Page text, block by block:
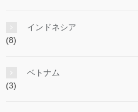
インドネシア
(8)
ベトナム
(3)